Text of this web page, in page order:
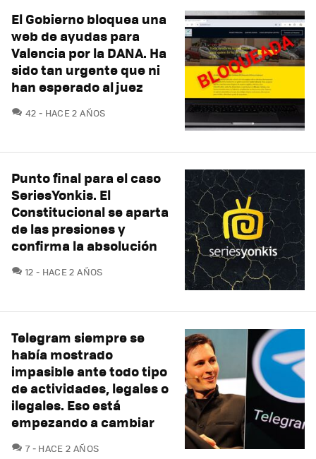
El Gobierno bloquea una
web de ayudas para
Valencia por la DANA. Ha
sido tan urgente que ni
han esperado al juez
42 COMENTARIOS
HACE 2 AÑOS
Punto final para el caso
SeriesYonkis. El
Constitucional se aparta
de las presiones y
confirma la absolución
12 COMENTARIOS
HACE 2 AÑOS
Telegram siempre se
había mostrado
impasible ante todo tipo
de actividades, legales o
ilegales. Eso está
empezando a cambiar
7COMENTARIOS
HACE 2 AÑOS